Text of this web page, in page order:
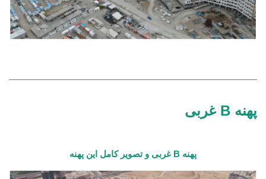
پهنه B غربی
پهنه B غربی و تصویر کامل این پهنه